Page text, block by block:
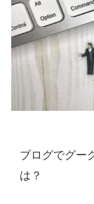
ブログでグー
は？